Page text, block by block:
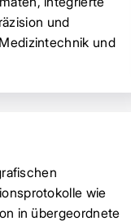
und
und
wie
in übergeordnete